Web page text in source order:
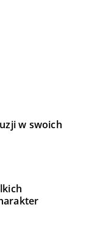
w swoich